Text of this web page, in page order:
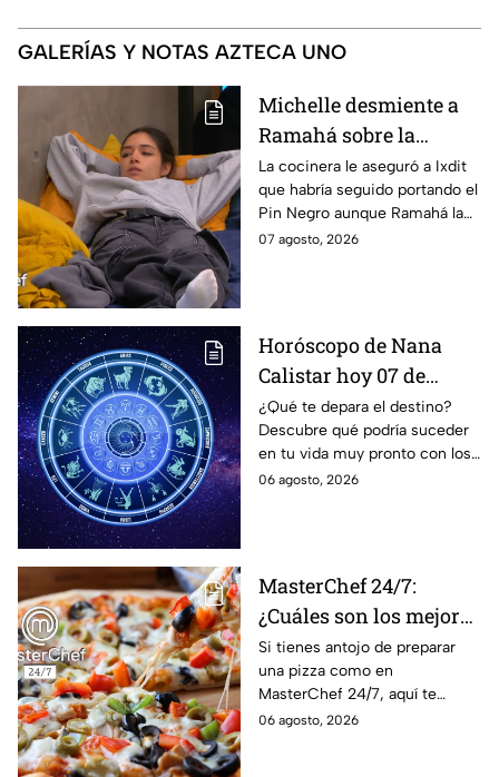
GALERÍAS Y NOTAS AZTECA UNO
Michelle desmiente a
Ramahá sobre la
designación del Pin
Negro a un integrante
de las "Divas" en
MasterChef 24/7
La cocinera le aseguró a Ixdit
que habría seguido portando el
Pin Negro aunque Ramahá la
hubiera subido al balcón
07 agosto, 2026
Horóscopo de Nana
Calistar hoy 07 de
agosto; estos signos
podrían dejar de estar
solteros más pronto de
lo que imaginan y
¿Qué te depara el destino?
Descubre qué podría suceder
en tu vida muy pronto con los
horóscopos de Nana Calistar;
06 agosto, 2026
MasterChef 24/7:
¿Cuáles son los mejores
quesos para preparar
pizza en casa?
Si tienes antojo de preparar
una pizza como en
MasterChef 24/7, aquí te
contamos todo lo que debes
06 agosto, 2026